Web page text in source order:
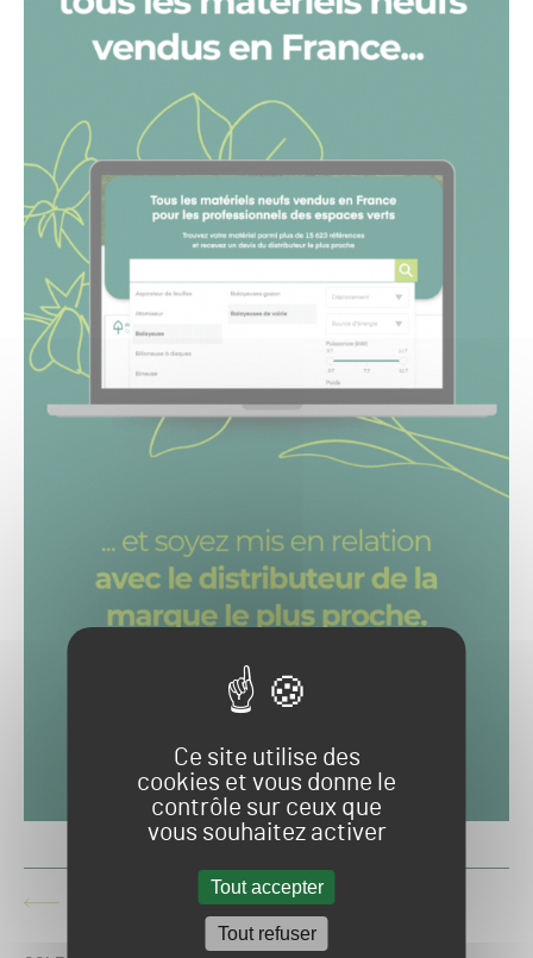
Ce site utilise des
cookies et vous donne le
contrôle sur ceux que
vous souhaitez activer
Tout accepter
Tout refuser
ARTICLE
LIGUE DES CHAMPIONS : LA PELOUSE DE MUNICH